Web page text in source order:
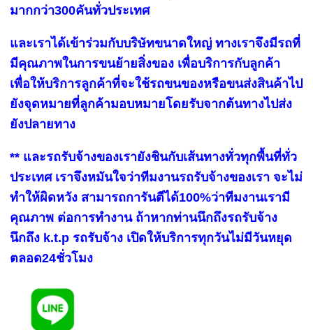
มากกว่า300คันทั่วประเทศ
และเราได้เข้าร่วมกับบริษัทขนาดใหญ่ ทางเราจึงมีรถที่
มีคุณภาพในการขนย้ายสิ่งของ เพื่อบริการกับลูกค้า
เพื่อให้บริการลูกค้าที่จะใช้รถขนของหรือขนส่งสินค้าไป
ยังจุดหมายที่ลูกค้ามอบหมายโดยรับจากต้นทางไปส่ง
ยังปลายทาง
** และรถรับจ้างของเรายังชินกับเส้นทางทั่วทุกพื้นที่ทั่ว
ประเทศ เราจึงหมันใจว่าทีมงานรถรับจ้างของเรา จะไม่
ทำให้ผิดหวัง สามารถการันตีได้100%ว่าทีมงานเรามี
คุณภาพ ต่อการทำงาน ถ้าหากท่านนึกถึงรถรับจ้าง
นึกถึง k.t.p รถรับจ้าง เปิดให้บริการทุกวันไม่มีวันหยุด
ตลอด24ชั่วโมง